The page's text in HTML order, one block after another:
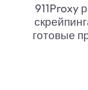
911Proxy
готовые